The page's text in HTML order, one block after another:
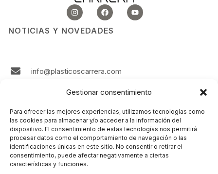
Gestionar consentimiento
Para ofrecer las mejores experiencias, utilizamos tecnologías como
las cookies para almacenar y/o acceder a la información del
dispositivo. El consentimiento de estas tecnologías nos permitirá
procesar datos como el comportamiento de navegación o las
identificaciones únicas en este sitio. No consentir o retirar el
consentimiento, puede afectar negativamente a ciertas
características y funciones.
I
n
s
t
a
F
a
c
e
b
Y
o
u
NOTICIAS Y NOVEDADES
info@plasticoscarrera.com
986 242 724
Vigo Spain
Contacto
LEGAL